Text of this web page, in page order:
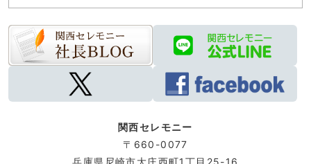
関西セレモニー
〒660-0077
兵庫県尼崎市大庄西町1丁目 25-16